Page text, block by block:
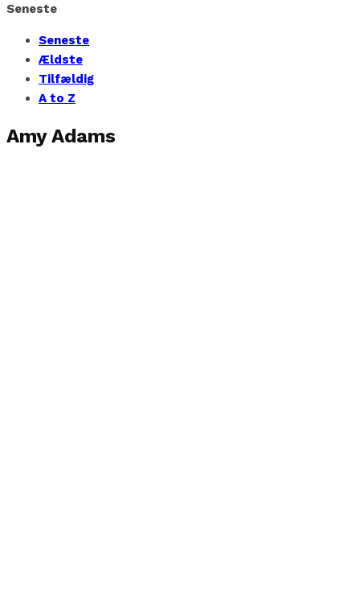
Seneste
Seneste
Ældste
Tilfældig
A to Z
Amy Adams